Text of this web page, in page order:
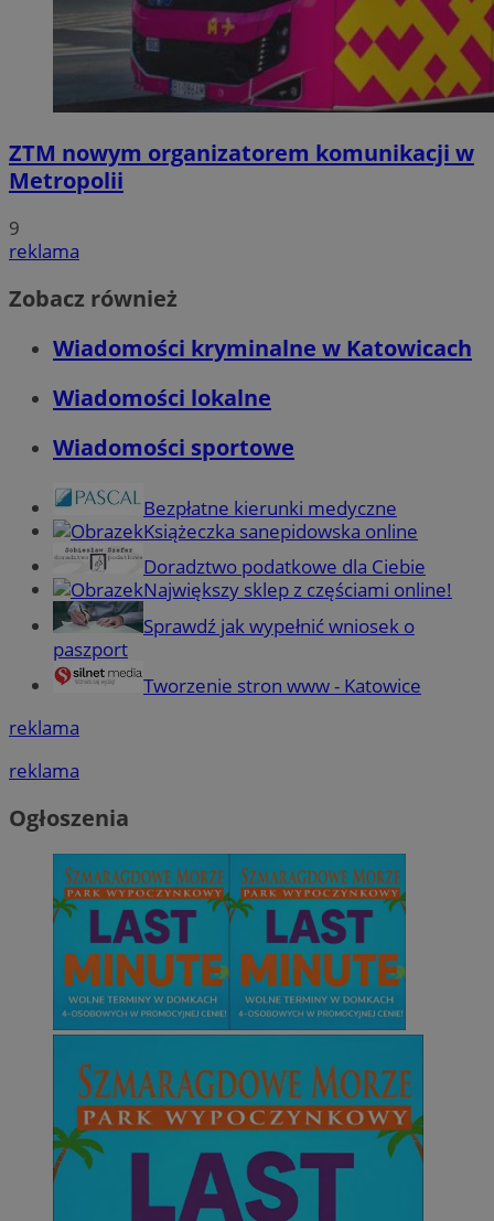
ZTM nowym organizatorem komunikacji w
Metropolii
9
reklama
Zobacz również
Wiadomości kryminalne w Katowicach
Wiadomości lokalne
Wiadomości sportowe
Bezpłatne kierunki medyczne
Książeczka sanepidowska online
Doradztwo podatkowe dla Ciebie
Największy sklep z częściami online!
Sprawdź jak wypełnić wniosek o
paszport
Tworzenie stron www - Katowice
reklama
reklama
Ogłoszenia